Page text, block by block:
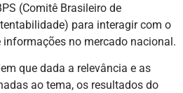
(Comitê Brasileiro de
para interagir com o
informações no mercado nacional.
que dada a relevância e as
ao tema, os resultados do